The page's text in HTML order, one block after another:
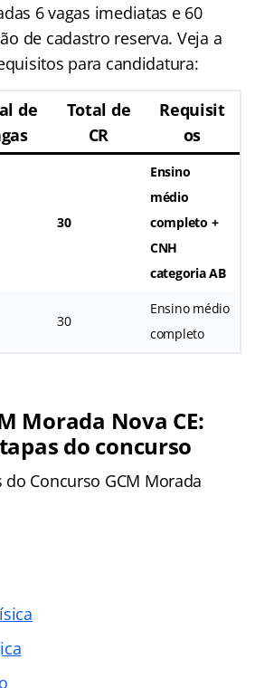
6 vagas imediatas e 60
de cadastro reserva. Veja a
para candidatura:
de
Total de
CR
Requisit
os
30
Ensino
médio
completo +
CNH
categoria AB
30
Ensino médio
completo
Morada Nova CE:
do concurso
do Concurso GCM Morada